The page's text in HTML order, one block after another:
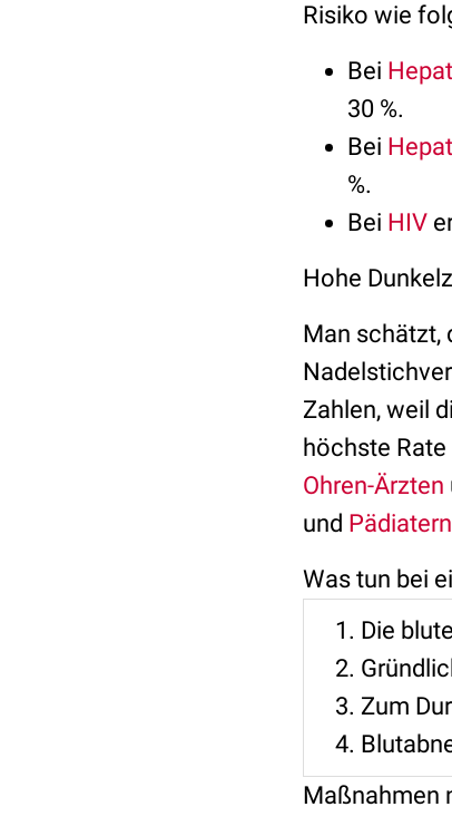
Risiko wie
Bei
30 %.
Bei
%.
Bei HIV
Hohe
Man schätzt,
Zahlen, weil
höchste
Ohren-Ärzten
und Pädiatern
Was tun bei
Die
Zum
Maßnahmen